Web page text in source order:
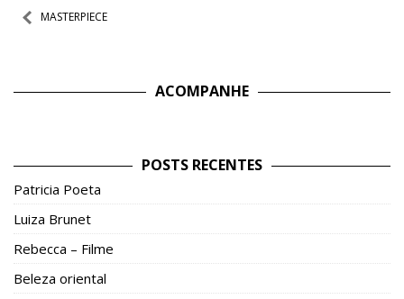
Navegação
MASTERPIECE
ACOMPANHE
POSTS RECENTES
Patricia Poeta
Luiza Brunet
Rebecca – Filme
Beleza oriental